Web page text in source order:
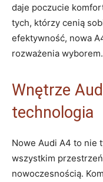
daje poczucie
tych, którzy cenią
efektywność, nowa
rozważenia wyborem.
Wnętrze
technologia
Nowe Audi A4 to nie
wszystkim
nowoczesnością.